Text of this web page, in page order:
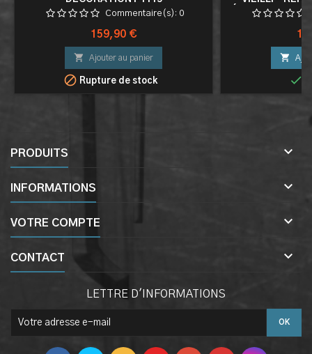
Commentaire(s): 0
Prix
159,90 €
 Ajouter au panier
 Rupture de stock
ÉJECTABLE


PRODUITS 
INFORMATIONS 
VOTRE COMPTE 
CONTACT 
LETTRE D'INFORMATIONS